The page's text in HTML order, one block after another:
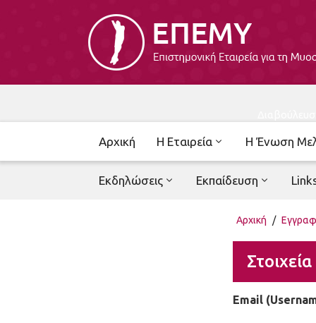
Αρχική Η Εταιρεία Η Ένωση
Εκδηλώσεις Εκπαίδευση
Αρχική /
Email